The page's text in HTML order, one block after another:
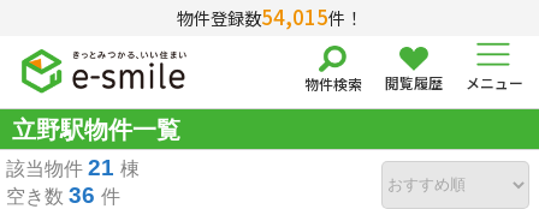
物件登録数54,015件！
物件検索 閲覧履歴 メニュー
立野駅物件一覧
該当物件 21 棟
空き数 36 件